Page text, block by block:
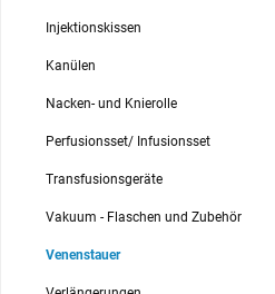
Injektionskissen
Kanülen
Nacken- und Knierolle
Perfusionsset/ Infusionsset
Transfusionsgeräte
Vakuum - Flaschen und Zubehör
Venenstauer